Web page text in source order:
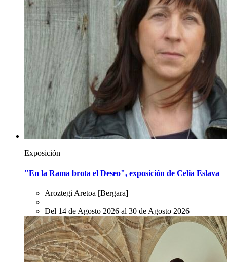
Exposición
"En la Rama brota el Deseo", exposición de Celia Eslava
Aroztegi Aretoa [Bergara]
Del 14 de Agosto 2026 al 30 de Agosto 2026